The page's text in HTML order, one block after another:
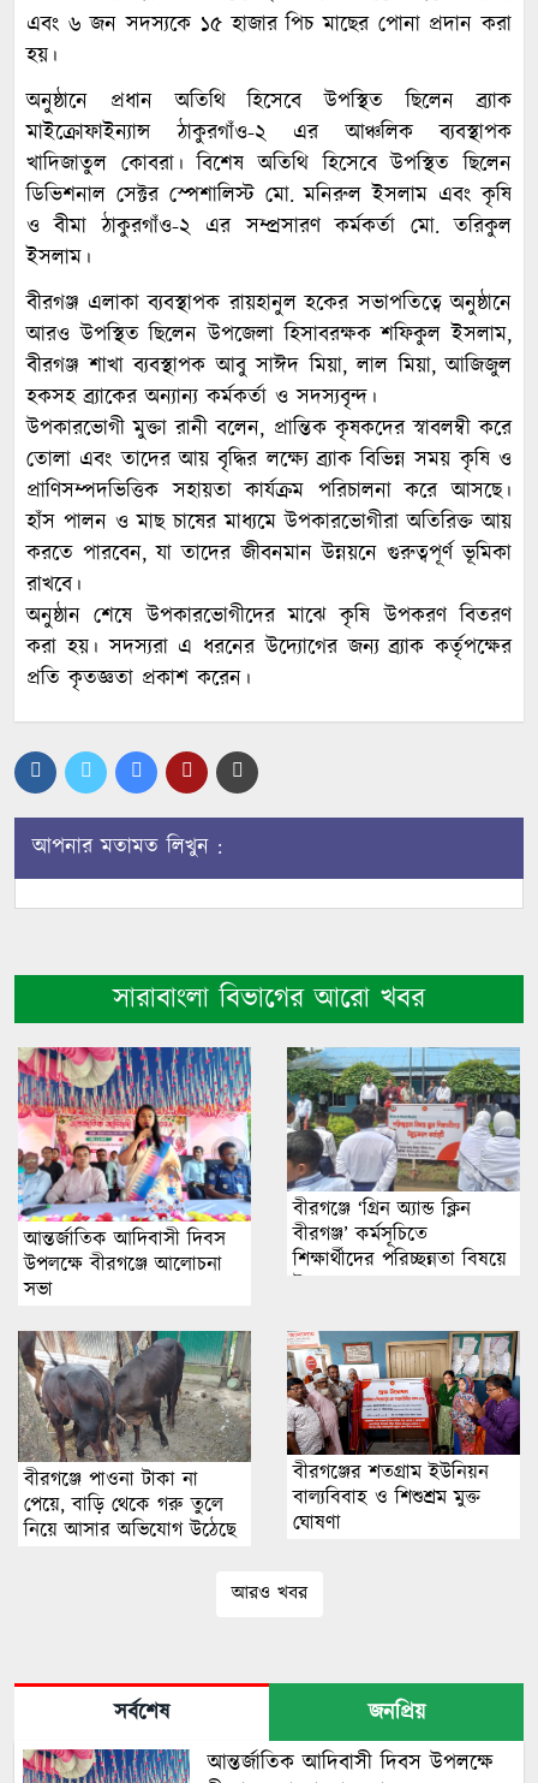
এবং ৬ জন সদস্যকে ১৫ হাজার পিচ মাছের পোনা প্রদান করা
হয়।
অনুষ্ঠানে প্রধান অতিথি হিসেবে উপস্থিত ছিলেন ব্র্যাক
মাইক্রোফাইন্যান্স ঠাকুরগাঁও-২ এর আঞ্চলিক ব্যবস্থাপক
খাদিজাতুল কোবরা। বিশেষ অতিথি হিসেবে উপস্থিত ছিলেন
ডিভিশনাল সেক্টর স্পেশালিস্ট মো. মনিরুল ইসলাম এবং কৃষি
ও বীমা ঠাকুরগাঁও-২ এর সম্প্রসারণ কর্মকর্তা মো. তরিকুল
ইসলাম।
বীরগঞ্জ এলাকা ব্যবস্থাপক রায়হানুল হকের সভাপতিত্বে অনুষ্ঠানে
আরও উপস্থিত ছিলেন উপজেলা হিসাবরক্ষক শফিকুল ইসলাম,
বীরগঞ্জ শাখা ব্যবস্থাপক আবু সাঈদ মিয়া, লাল মিয়া, আজিজুল
হকসহ ব্র্যাকের অন্যান্য কর্মকর্তা ও সদস্যবৃন্দ।
উপকারভোগী মুক্তা রানী বলেন, প্রান্তিক কৃষকদের স্বাবলম্বী করে
তোলা এবং তাদের আয় বৃদ্ধির লক্ষ্যে ব্র্যাক বিভিন্ন সময় কৃষি ও
প্রাণিসম্পদভিত্তিক সহায়তা কার্যক্রম পরিচালনা করে আসছে।
হাঁস পালন ও মাছ চাষের মাধ্যমে উপকারভোগীরা অতিরিক্ত আয়
করতে পারবেন, যা তাদের জীবনমান উন্নয়নে গুরুত্বপূর্ণ ভূমিকা
রাখবে।
অনুষ্ঠান শেষে উপকারভোগীদের মাঝে কৃষি উপকরণ বিতরণ
করা হয়। সদস্যরা এ ধরনের উদ্যোগের জন্য ব্র্যাক কর্তৃপক্ষের
প্রতি কৃতজ্ঞতা প্রকাশ করেন।
আপনার মতামত লিখুন :
সারাবাংলা বিভাগের আরো খবর
আন্তর্জাতিক আদিবাসী দিবস
উপলক্ষে বীরগঞ্জে আলোচনা
সভা
বীরগঞ্জে ‘গ্রিন অ্যান্ড ক্লিন
বীরগঞ্জ’ কর্মসূচিতে
শিক্ষার্থীদের পরিচ্ছন্নতা বিষয়ে
উদ্বুদ্ধকরণ
বীরগঞ্জে পাওনা টাকা না
পেয়ে, বাড়ি থেকে গরু তুলে
নিয়ে আসার অভিযোগ উঠেছে
বীরগঞ্জের শতগ্রাম ইউনিয়ন
বাল্যবিবাহ ও শিশুশ্রম মুক্ত
ঘোষণা
আরও খবর
সর্বশেষ
জনপ্রিয়
আন্তর্জাতিক আদিবাসী দিবস উপলক্ষে